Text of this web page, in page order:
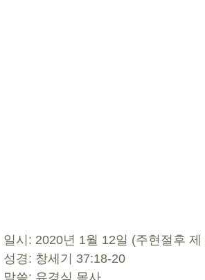
일시: 2020년 1월 12일 (주현절후 제
성경: 창세기 37:18-20